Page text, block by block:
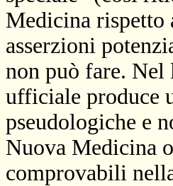
Medicina
asserzioni
non può fare. Nel
ufficiale produce
pseudologiche e
Nuova Medicina
comprovabili